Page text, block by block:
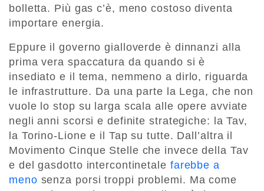
bolletta. Più gas c’è, meno costoso diventa
importare energia.
Eppure il governo gialloverde è dinnanzi alla
prima vera spaccatura da quando si è
insediato e il tema, nemmeno a dirlo, riguarda
le infrastrutture. Da una parte la Lega, che non
vuole lo stop su larga scala alle opere avviate
negli anni scorsi e definite strategiche: la Tav,
la Torino-Lione e il Tap su tutte. Dall’altra il
Movimento Cinque Stelle che invece della Tav
e del gasdotto intercontinetale farebbe a
meno senza porsi troppi problemi. Ma come